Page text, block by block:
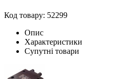
Код товару: 52299
Опис
Характеристики
Супутні товари